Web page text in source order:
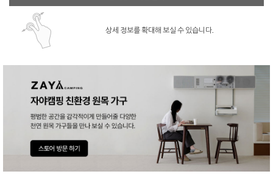
상세 정보를 확대해 보실 수 있습니다.